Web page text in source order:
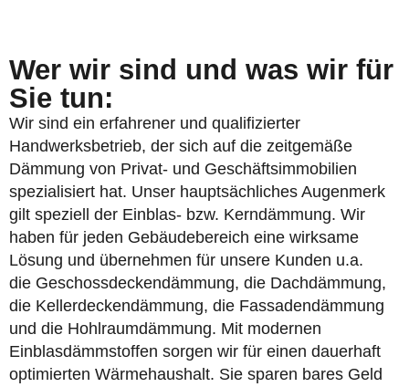
Wer wir sind und was wir für
Sie tun:
Wir sind ein erfahrener und qualifizierter
Handwerksbetrieb, der sich auf die zeitgemäße
Dämmung von Privat- und Geschäftsimmobilien
spezialisiert hat. Unser hauptsächliches Augenmerk
gilt speziell der Einblas- bzw. Kerndämmung. Wir
haben für jeden Gebäudebereich eine wirksame
Lösung und übernehmen für unsere Kunden u.a.
die Geschossdeckendämmung, die Dachdämmung,
die Kellerdeckendämmung, die Fassadendämmung
und die Hohlraumdämmung. Mit modernen
Einblasdämmstoffen sorgen wir für einen dauerhaft
optimierten Wärmehaushalt. Sie sparen bares Geld